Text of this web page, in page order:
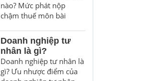
nào? Mức phát nộp
chậm thuế môn bài
Doanh nghiệp tư
nhân là gì?
Doanh nghiệp tư nhân là
gì? Ưu nhược điểm của